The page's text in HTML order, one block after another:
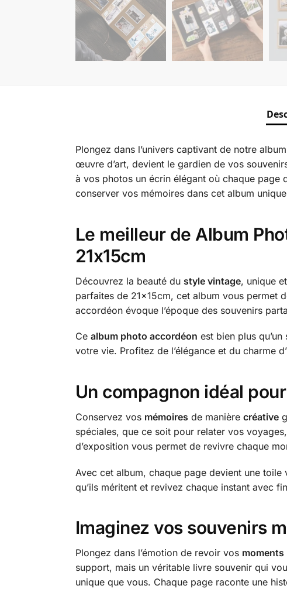
Plongez dans l’univers captivant de notre
œuvre d’art, devient le gardien de vos
à vos photos un écrin élégant où chaque
conserver vos mémoires dans cet album
Le meilleur de Album
21x15cm
Découvrez la beauté du style vintage, unique
parfaites de 21x15cm, cet album vous permet
accordéon évoque l’époque des souvenirs
Ce album photo accordéon est bien plus
votre vie. Profitez de l’élégance et du charme
Un compagnon idéal
Conservez vos mémoires de manière créative
spéciales, que ce soit pour relater vos
d’exposition vous permet de revivre chaque
Avec cet album, chaque page devient une
qu’ils méritent et revivez chaque instant avec
Imaginez vos souvenirs
Plongez dans l’émotion de revoir vos moments
support, mais un véritable livre souvenir qui
unique que vous. Chaque page raconte une